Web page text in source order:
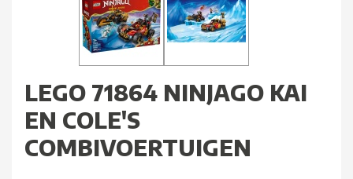
LEGO 71864 NINJAGO KAI
EN COLE'S
COMBIVOERTUIGEN